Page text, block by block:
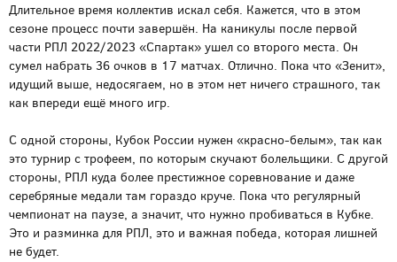
Длительное время коллектив искал себя. Кажется, что в этом
сезоне процесс почти завершён. На каникулы после первой
части РПЛ 2022/2023 «Спартак» ушел со второго места. Он
сумел набрать 36 очков в 17 матчах. Отлично. Пока что «Зенит»,
идущий выше, недосягаем, но в этом нет ничего страшного, так
как впереди ещё много игр.
С одной стороны, Кубок России нужен «красно-белым», так как
это турнир с трофеем, по которым скучают болельщики. С другой
стороны, РПЛ куда более престижное соревнование и даже
серебряные медали там гораздо круче. Пока что регулярный
чемпионат на паузе, а значит, что нужно пробиваться в Кубке.
Это и разминка для РПЛ, это и важная победа, которая лишней
не будет.